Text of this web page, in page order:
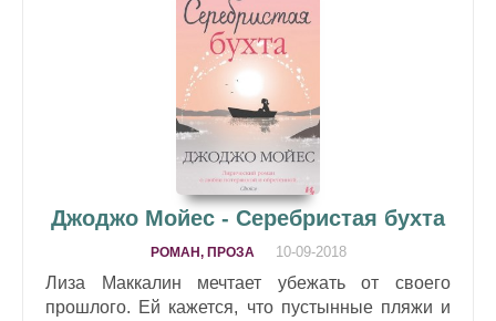
Джоджо Мойес - Серебристая бухта
РОМАН, ПРОЗА 10-09-2018
Лиза Маккалин мечтает убежать от своего
прошлого. Ей кажется, что пустынные пляжи и